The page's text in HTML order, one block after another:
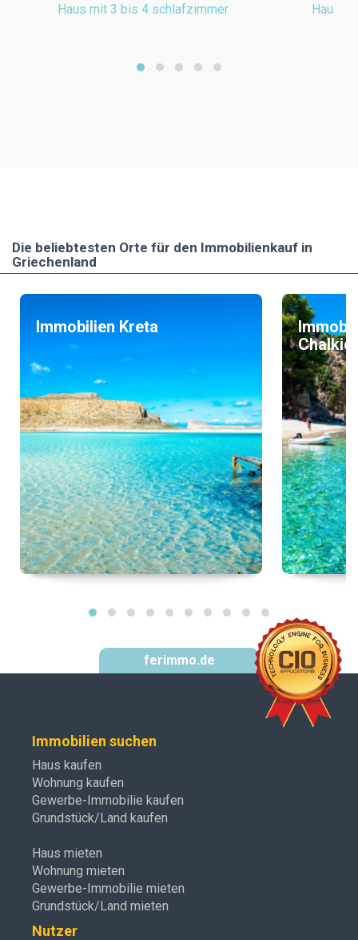
Haus mit 3 bis 4 schlafzimmer Haus
Die beliebtesten Οrte für den Immobilienkauf in
Griechenland
Immobilien Kreta
ferimmo.de
Immobilien suchen
Haus kaufen
Wohnung kaufen
Gewerbe-Immobilie kaufen
Grundstück/Land kaufen
Haus mieten
Wohnung mieten
Gewerbe-Immobilie mieten
Grundstück/Land mieten
Nutzer